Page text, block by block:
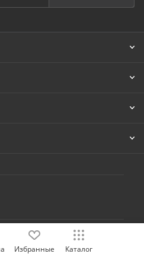
222-80-42
Избранные Каталог